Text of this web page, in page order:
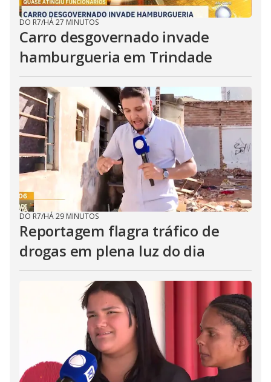
DO R7/HÁ 27 MINUTOS
Carro desgovernado invade
hamburgueria em Trindade
DO R7/HÁ 29 MINUTOS
Reportagem flagra tráfico de
drogas em plena luz do dia